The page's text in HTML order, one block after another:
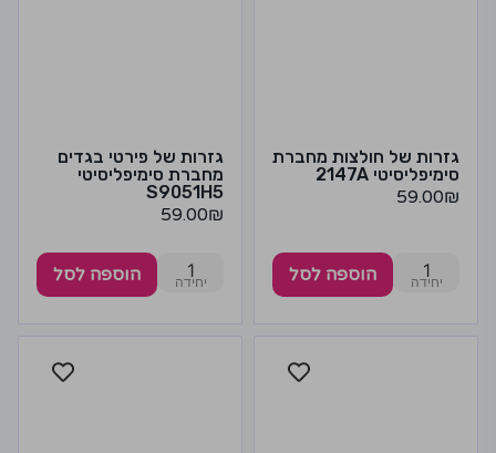
גזרות של חולצות מחברת
סימיפליסיטי 2147A
59.00₪
1 הוספה לסל
גזרות של פירטי בגדים
מחברת סימיפליסיטי
S9051H5
59.00₪
1 הוספה לסל